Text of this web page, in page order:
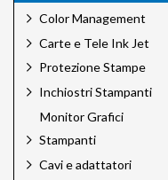
Cobraunion
Desview
Dinkum
Epson
Epson Ink
Foldit
Color Management
Carte e Tele Ink Jet
Protezione Stampe
Inchiostri Stampanti
Monitor Grafici
Stampanti
Cavi e adattatori